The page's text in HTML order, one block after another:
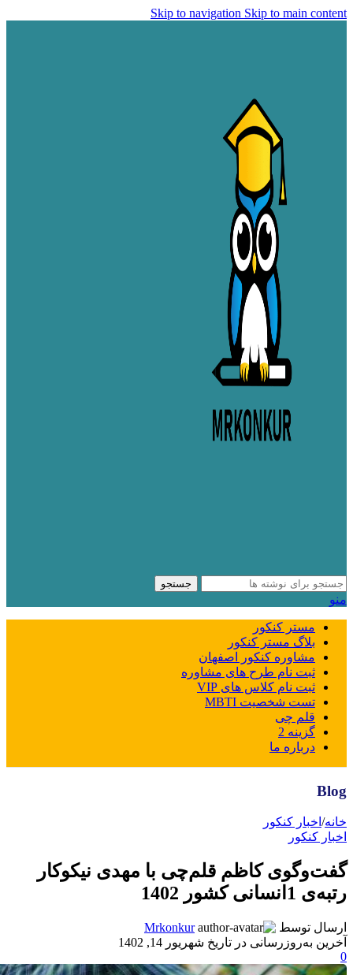
Skip to navigation Skip to main content
جستجو
منو
مستر کنکور
بلاگ مستر کنکور
مشاوره کنکور اصفهان
ثبت نام طرح های مشاوره
ثبت نام کلاس های VIP
تست شخصیت MBTI
قلم چی
گزینه 2
درباره ما
Blog
خانه/ اخبار کنکور
اخبار کنکور
گفت‌وگوی کاظم قلم‌چی با مهدی نیکوکار
رتبه‌ی 1انسانی کشور 1402
ارسال توسط
Mrkonkur
آخرین به‌روزرسانی در تاریخ شهریور 14, 1402
0